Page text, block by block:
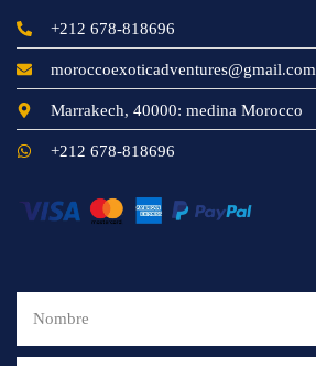
+212 678-818696
moroccoexoticadventures@gmail.com
Marrakech, 40000: medina Morocco
+212 678-818696